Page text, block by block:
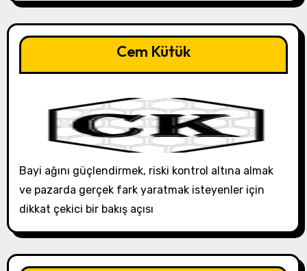
Cem Kütük
Bayi ağını güçlendirmek, riski kontrol altına almak
ve pazarda gerçek fark yaratmak isteyenler için
dikkat çekici bir bakış açısı